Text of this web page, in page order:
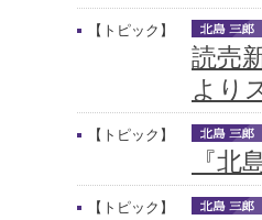
【トピック】
読売
より
【トピック】
『北
【トピック】